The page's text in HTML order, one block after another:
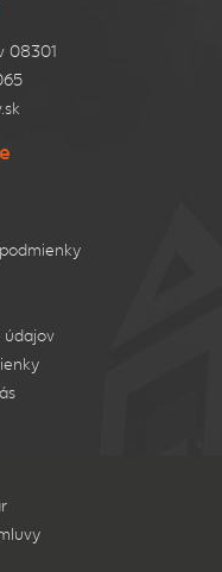
08301